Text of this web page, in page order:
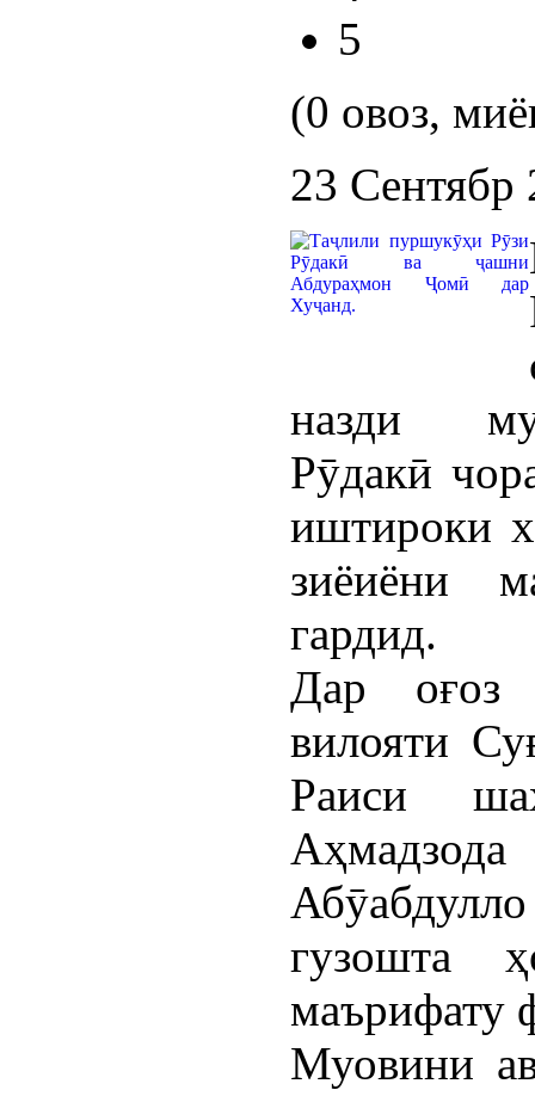
5
(0 овоз,
23 Сентябр
назди
Рӯдакӣ
иштироки
зиёиёни
гардид.
Дар оғоз
вилояти
Раиси
гузошта
маърифату
Муовини